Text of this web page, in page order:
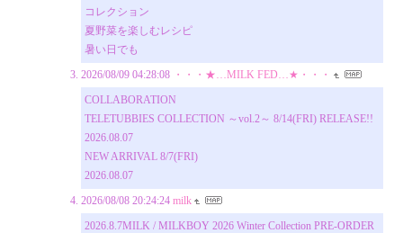
コレクション
夏野菜を楽しむレシピ
暑い日でも
2026/08/09 04:28:08 ・・・★…MILK FED…★・・・
COLLABORATION
TELETUBBIES COLLECTION ～vol.2～ 8/14(FRI) RELEASE!!
2026.08.07
NEW ARRIVAL 8/7(FRI)
2026.08.07
2026/08/08 20:24:24 milk
2026.8.7MILK / MILKBOY 2026 Winter Collection PRE-ORDER